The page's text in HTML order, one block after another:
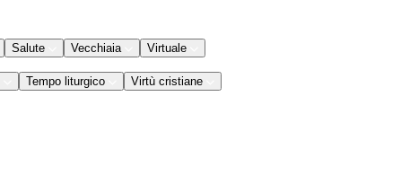
Salute Vecchiaia Virtuale
Tempo liturgico Virtù cristiane